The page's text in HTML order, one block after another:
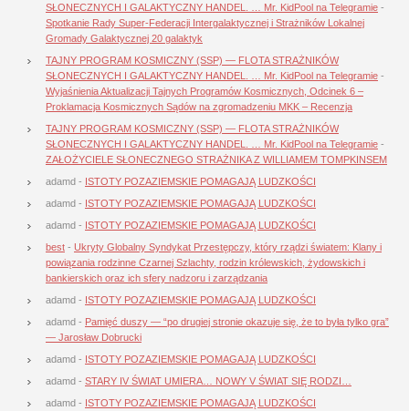
SŁONECZNYCH I GALAKTYCZNY HANDEL. … Mr. KidPool na Telegramie -
Spotkanie Rady Super-Federacji Intergalaktycznej i Strażników Lokalnej
Gromady Galaktycznej 20 galaktyk
TAJNY PROGRAM KOSMICZNY (SSP) — FLOTA STRAŻNIKÓW
SŁONECZNYCH I GALAKTYCZNY HANDEL. … Mr. KidPool na Telegramie -
Wyjaśnienia Aktualizacji Tajnych Programów Kosmicznych, Odcinek 6 –
Proklamacja Kosmicznych Sądów na zgromadzeniu MKK – Recenzja
TAJNY PROGRAM KOSMICZNY (SSP) — FLOTA STRAŻNIKÓW
SŁONECZNYCH I GALAKTYCZNY HANDEL. … Mr. KidPool na Telegramie -
ZAŁOŻYCIELE SŁONECZNEGO STRAŻNIKA Z WILLIAMEM TOMPKINSEM
adamd - ISTOTY POZAZIEMSKIE POMAGAJĄ LUDZKOŚCI
adamd - ISTOTY POZAZIEMSKIE POMAGAJĄ LUDZKOŚCI
adamd - ISTOTY POZAZIEMSKIE POMAGAJĄ LUDZKOŚCI
best - Ukryty Globalny Syndykat Przestępczy, który rządzi światem: Klany i
powiązania rodzinne Czarnej Szlachty, rodzin królewskich, żydowskich i
bankierskich oraz ich sfery nadzoru i zarządzania
adamd - ISTOTY POZAZIEMSKIE POMAGAJĄ LUDZKOŚCI
adamd - Pamięć duszy — “po drugiej stronie okazuje się, że to była tylko gra”
— Jarosław Dobrucki
adamd - ISTOTY POZAZIEMSKIE POMAGAJĄ LUDZKOŚCI
adamd - STARY IV ŚWIAT UMIERA… NOWY V ŚWIAT SIĘ RODZI…
adamd - ISTOTY POZAZIEMSKIE POMAGAJĄ LUDZKOŚCI